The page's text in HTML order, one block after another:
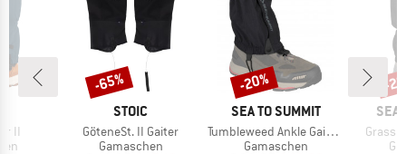
II
MERK
STOIC
Artikel
GöteneSt. II Gaiter
Productgroep
Gamaschen
Korting
-65%
MERK
SEA TO SUMMIT
Artikel
Tumbleweed Ankle Gaiters
Productgroep
Gamaschen
Korting
-20%
SEA
Artikel
-